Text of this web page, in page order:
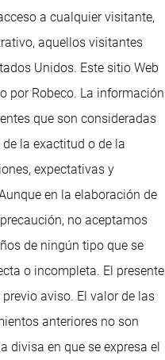
a cualquier visitante,
aquellos visitantes
Unidos. Este sitio Web
por Robeco. La información
que son consideradas
la exactitud o de la
expectativas y
en la elaboración de
no aceptamos
de ningún tipo que se
o incompleta. El presente
aviso. El valor de las
anteriores no son
divisa en que se expresa el